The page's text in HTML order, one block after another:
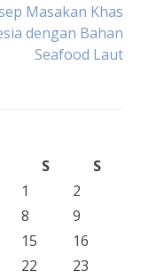
Masakan Khas
dengan Bahan
Seafood Laut
S
S
1
2
8
9
15
16
22
23